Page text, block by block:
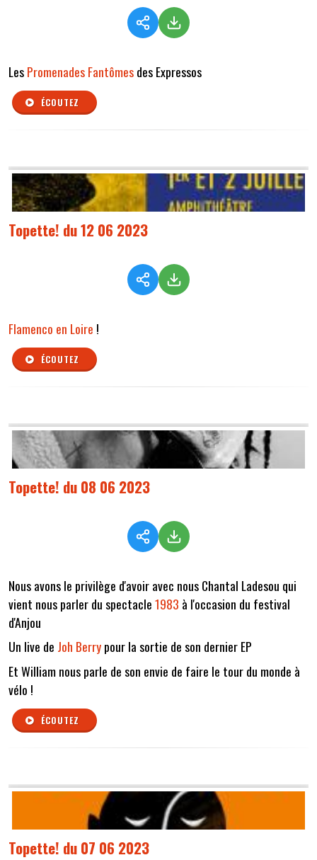
LesPromenades Fantômesdes Expressos
ÉCOUTEZ
Topette! du 12 06 2023
Flamenco en Loire !
ÉCOUTEZ
Topette! du 08 06 2023
Nous avons le privilège d'avoir avec nous Chantal Ladesou qui
vient nous parler du spectacle1983 à l'occasion du festival
d'Anjou
Un live de Joh Berrypour la sortie de son dernier EP
Et William nous parle de son envie de faire le tour du monde à
vélo !
ÉCOUTEZ
Topette! du 07 06 2023